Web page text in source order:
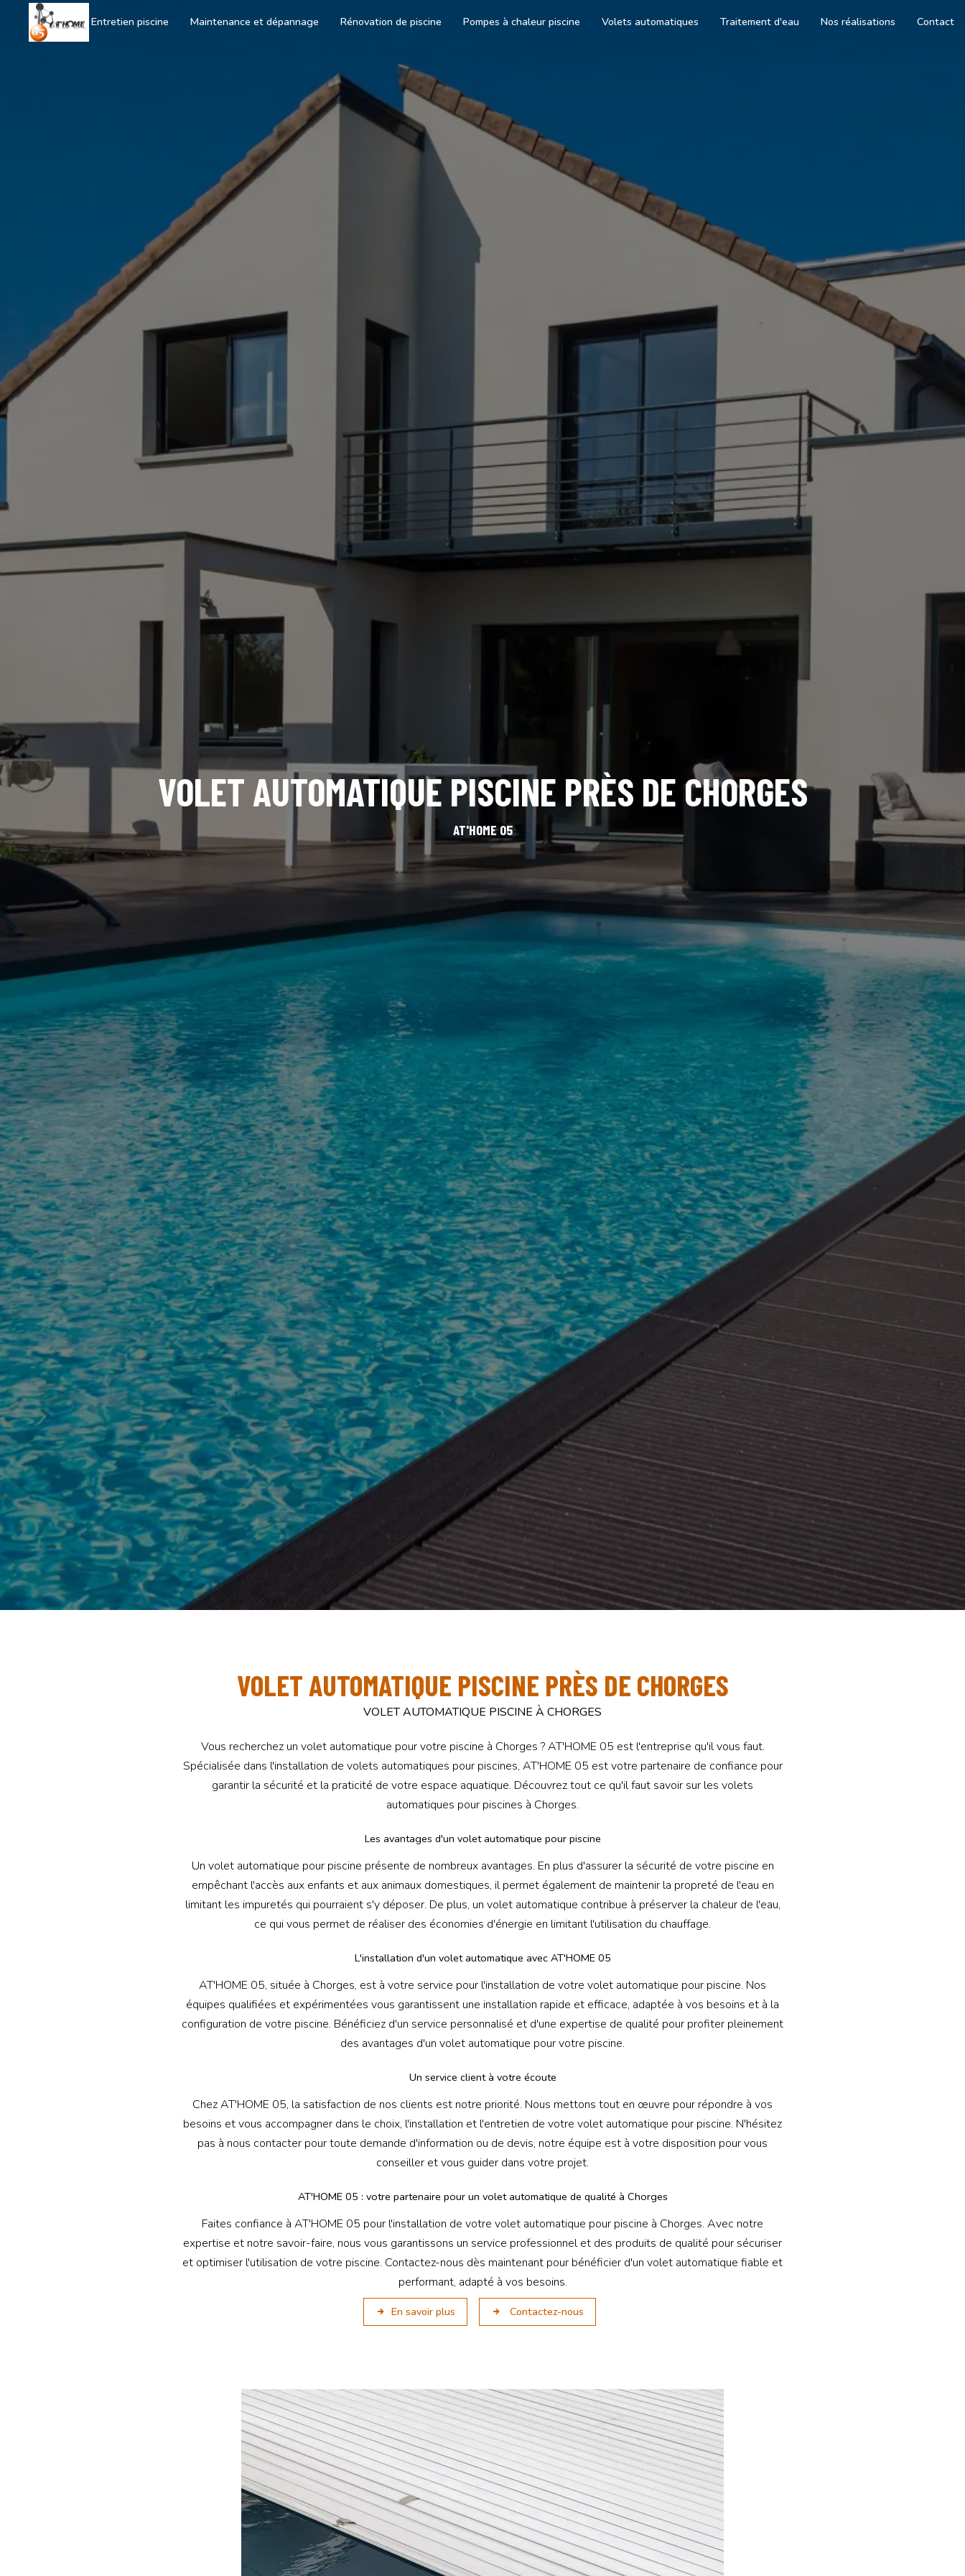
Accueil Entretien piscine Maintenance et dépannage Rénovation de piscine Pompes à chaleur piscine Volets automatiques Traitement d'eau Nos réalisations Contact
VOLET AUTOMATIQUE PISCINE PRÈS DE CHORGES
AT'HOME 05
VOLET AUTOMATIQUE PISCINE PRÈS DE CHORGES
VOLET AUTOMATIQUE PISCINE À CHORGES
Vous recherchez un volet automatique pour votre piscine à Chorges ? AT'HOME 05 est l'entreprise qu'il vous faut.
Spécialisée dans l'installation de volets automatiques pour piscines, AT'HOME 05 est votre partenaire de confiance pour
garantir la sécurité et la praticité de votre espace aquatique. Découvrez tout ce qu'il faut savoir sur les volets
automatiques pour piscines à Chorges.
Les avantages d'un volet automatique pour piscine
Un volet automatique pour piscine présente de nombreux avantages. En plus d'assurer la sécurité de votre piscine en
empêchant l'accès aux enfants et aux animaux domestiques, il permet également de maintenir la propreté de l'eau en
limitant les impuretés qui pourraient s'y déposer. De plus, un volet automatique contribue à préserver la chaleur de l'eau,
ce qui vous permet de réaliser des économies d'énergie en limitant l'utilisation du chauffage.
L'installation d'un volet automatique avec AT'HOME 05
AT'HOME 05, située à Chorges, est à votre service pour l'installation de votre volet automatique pour piscine. Nos
équipes qualifiées et expérimentées vous garantissent une installation rapide et efficace, adaptée à vos besoins et à la
configuration de votre piscine. Bénéficiez d'un service personnalisé et d'une expertise de qualité pour profiter pleinement
des avantages d'un volet automatique pour votre piscine.
Un service client à votre écoute
Chez AT'HOME 05, la satisfaction de nos clients est notre priorité. Nous mettons tout en œuvre pour répondre à vos
besoins et vous accompagner dans le choix, l'installation et l'entretien de votre volet automatique pour piscine. N'hésitez
pas à nous contacter pour toute demande d'information ou de devis, notre équipe est à votre disposition pour vous
conseiller et vous guider dans votre projet.
AT'HOME 05 : votre partenaire pour un volet automatique de qualité à Chorges
Faites confiance à AT'HOME 05 pour l'installation de votre volet automatique pour piscine à Chorges. Avec notre
expertise et notre savoir-faire, nous vous garantissons un service professionnel et des produits de qualité pour sécuriser
et optimiser l'utilisation de votre piscine. Contactez-nous dès maintenant pour bénéficier d'un volet automatique fiable et
performant, adapté à vos besoins.
En savoir plus Contactez-nous
Panneau de gestion des cookies